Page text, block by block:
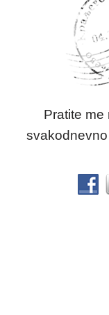
Pratite me